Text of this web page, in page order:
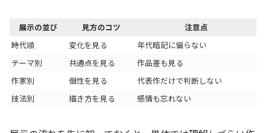
展示の並び 見方のコツ
注意点
時代順
変化を見る
年代暗記に偏らない
テーマ別
共通点を見る
作品差も見る
作家別
個性を見る
代表作だけで判断しない
技法別
描き方を見る 感情も忘れない